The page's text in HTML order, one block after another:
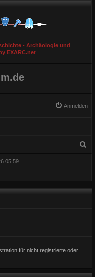
- Archäologie und
EXARC.net
Anmelden
05:59
für nicht registrierte oder